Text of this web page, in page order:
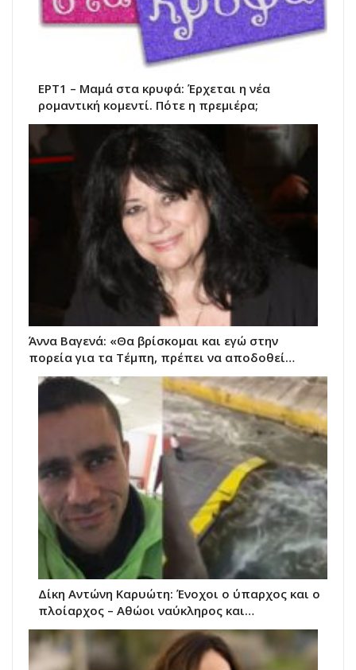
ΕΡΤ1 – Μαμά στα κρυφά: Έρχεται η νέα
ρομαντική κομεντί. Πότε η πρεμιέρα;
Άννα Βαγενά: «Θα βρίσκομαι και εγώ στην
πορεία για τα Τέμπη, πρέπει να αποδοθεί…
Δίκη Αντώνη Καρυώτη: Ένοχοι ο ύπαρχος και ο
πλοίαρχος – Αθώοι ναύκληρος και…